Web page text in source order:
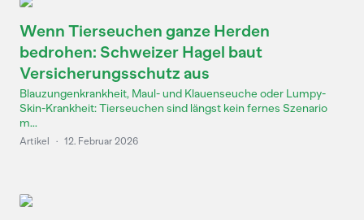
Wenn Tierseuchen ganze Herden
bedrohen: Schweizer Hagel baut
Versicherungsschutz aus
Blauzungenkrankheit, Maul- und Klauenseuche oder Lumpy-
Skin-Krankheit: Tierseuchen sind längst kein fernes Szenario
m...
Artikel · 12. Februar 2026